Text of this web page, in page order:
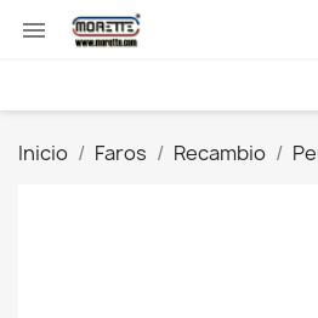

Inicio Faros Recambio